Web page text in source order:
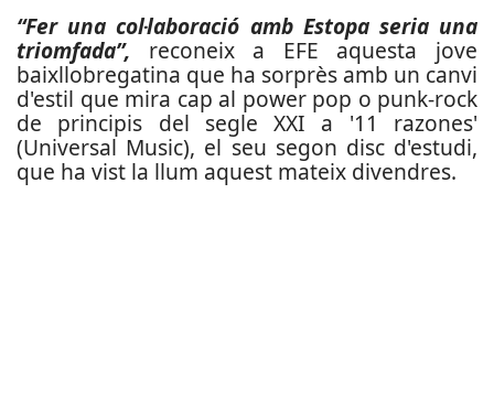
“Fer una col·laboració amb Estopa seria una
triomfada”, reconeix a EFE aquesta jove
baixllobregatina que ha sorprès amb un canvi
d'estil que mira cap al power pop o punk-rock
de principis del segle XXI a '11 razones'
(Universal Music), el seu segon disc d'estudi,
que ha vist la llum aquest mateix divendres.